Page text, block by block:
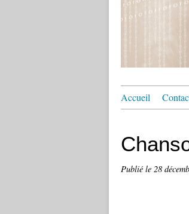
Accueil
Publié le 28